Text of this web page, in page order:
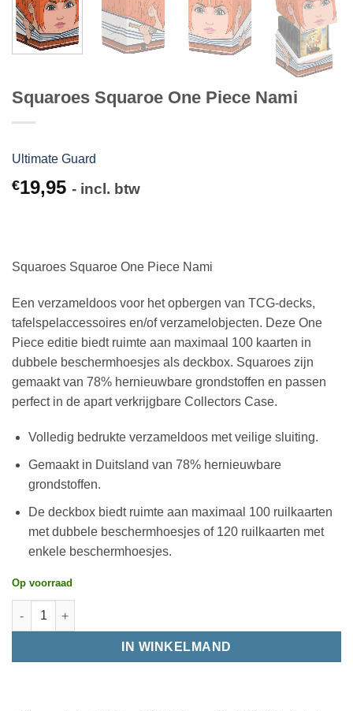
Squaroes Squaroe One Piece Nami
Ultimate Guard
€19,95 - incl. btw
Squaroes Squaroe One Piece Nami
Een verzameldoos voor het opbergen van TCG-decks,
tafelspelaccessoires en/of verzamelobjecten. Deze One
Piece editie biedt ruimte aan maximaal 100 kaarten in
dubbele beschermhoesjes als deckbox. Squaroes zijn
gemaakt van 78% hernieuwbare grondstoffen en passen
perfect in de apart verkrijgbare Collectors Case.
Volledig bedrukte verzameldoos met veilige sluiting.
Gemaakt in Duitsland van 78% hernieuwbare
grondstoffen.
De deckbox biedt ruimte aan maximaal 100 ruilkaarten
met dubbele beschermhoesjes of 120 ruilkaarten met
enkele beschermhoesjes.
Op voorraad
IN WINKELMAND